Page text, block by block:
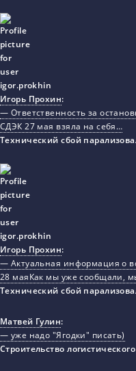
Игорь Прохин:
— Ответственность за
СДЭК 27 мая взяла на себя…
Технический сбой
Игорь Прохин:
— Актуальная информация о
28 маяКак мы уже сообщали,
Технический сбой
Матвей Гулин:
— уже надо "Ягодки" писать)
Строительство